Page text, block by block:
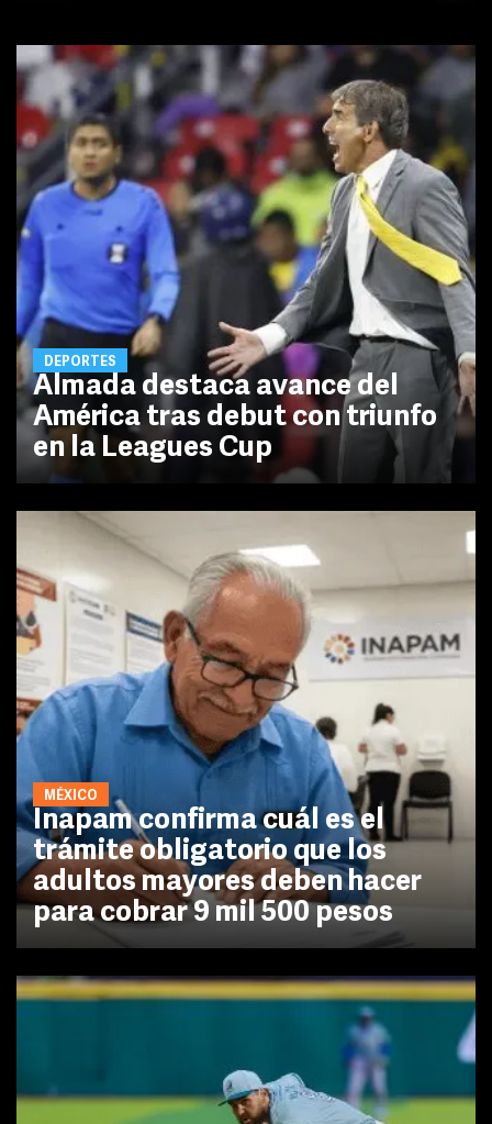
DEPORTES
Almada destaca avance del
América tras debut con triunfo
en la Leagues Cup
MÉXICO
Inapam confirma cuál es el
trámite obligatorio que los
adultos mayores deben hacer
para cobrar 9 mil 500 pesos